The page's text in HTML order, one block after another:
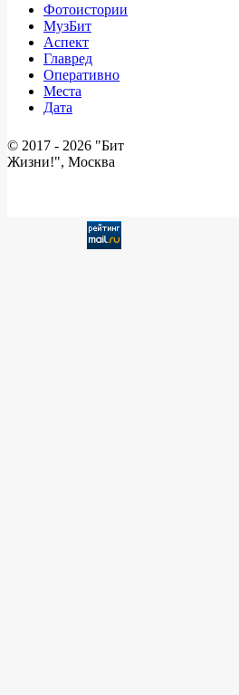
Фотоистории
МузБит
Аспект
Главред
Оперативно
Места
Дата
© 2017 - 2026 "Бит
Жизни!", Москва